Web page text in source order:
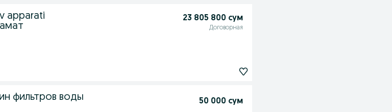
apparati
23 805 800 сум
Договорная
фильтров воды
50 000 сум